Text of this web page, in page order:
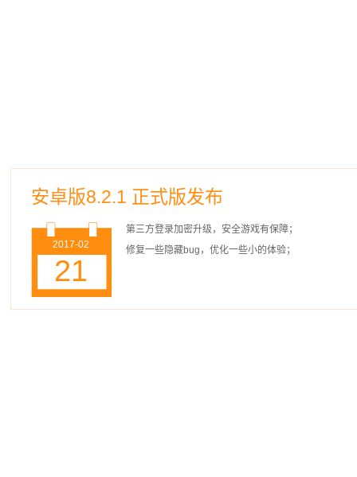
安卓版8.2.1 正式版发布
2017-02
21
第三方登录加密升级，安全游戏有保障；
修复一些隐藏bug，优化一些小的体验；